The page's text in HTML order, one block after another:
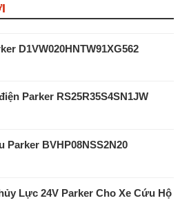
D1VW020HNTW91XG562
Parker RS25R35S4SN1JW
Parker BVHP08NSS2N20
Lực 24V Parker Cho Xe Cứu Hộ